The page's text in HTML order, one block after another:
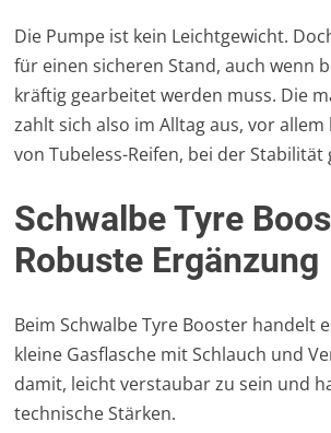
Die Pumpe ist kein Leichtgewicht.
für einen sicheren Stand, auch wenn
kräftig gearbeitet werden muss. Die
zahlt sich also im Alltag aus, vor
von Tubeless-Reifen, bei der Stabilität
Schwalbe Tyre
Robuste Ergänzung
Beim Schwalbe Tyre Booster handelt
kleine Gasflasche mit Schlauch und
damit, leicht verstaubar zu sein und
technische Stärken.